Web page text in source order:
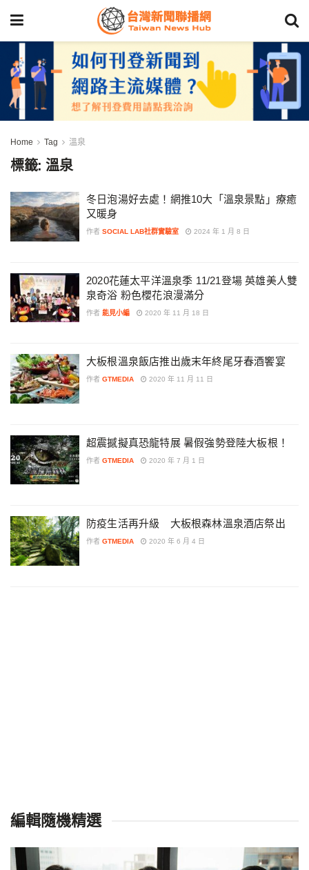
Home Tag 溫泉
標籤:溫泉
冬日泡湯好去處！網推10大「溫泉景點」療癒
又暖身
作者 SOCIAL LAB社群實驗室 2024 年 1 月 8 日
2020花蓮太平洋溫泉季 11/21登場 英雄美人雙
泉奇浴 粉色櫻花浪漫滿分
作者 能見小編 2020 年 11 月 18 日
大板根溫泉飯店推出歲末年終尾牙春酒饗宴
作者 GTMEDIA 2020 年 11 月 11 日
超震撼擬真恐龍特展 暑假強勢登陸大板根！
作者 GTMEDIA 2020 年 7 月 1 日
防疫生活再升級 大板根森林溫泉酒店祭出
作者 GTMEDIA 2020 年 6 月 4 日
編輯隨機精選